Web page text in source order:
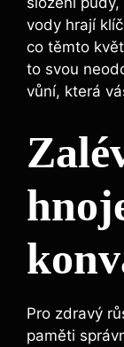
vody hrají
co těmto
to svou
vůní, která
Pro zdravý
paměti